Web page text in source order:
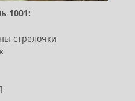
1001:
стрелочки